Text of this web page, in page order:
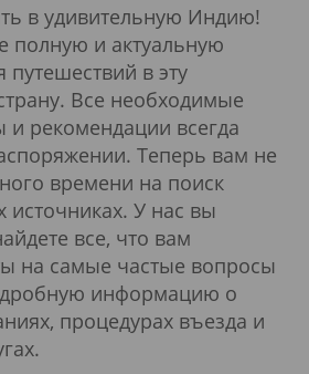
в удивительную Индию!
полную и актуальную
в эту
Все необходимые
и рекомендации всегда
Теперь вам не
времени на поиск
источниках. У нас вы
все, что вам
на самые частые вопросы
информацию о
процедурах въезда и